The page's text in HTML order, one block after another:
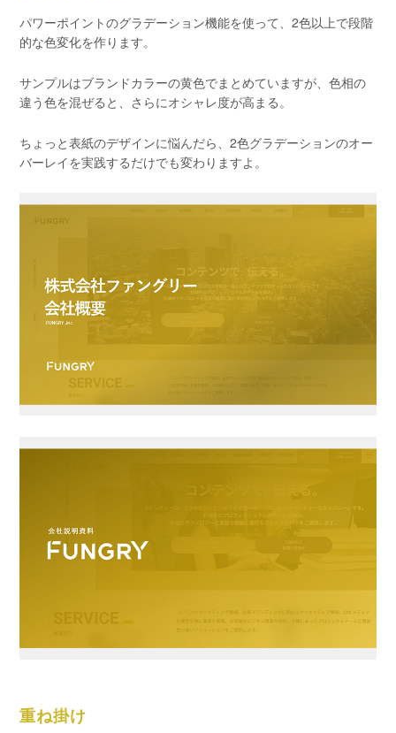
パワーポイントのグラデーション機能を使って、2色以上で段階
的な色変化を作ります。
サンプルはブランドカラーの黄色でまとめていますが、色相の
違う色を混ぜると、さらにオシャレ度が高まる。
ちょっと表紙のデザインに悩んだら、2色グラデーションのオー
バーレイを実践するだけでも変わりますよ。
重ね掛け